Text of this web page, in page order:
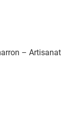
– Artisanat